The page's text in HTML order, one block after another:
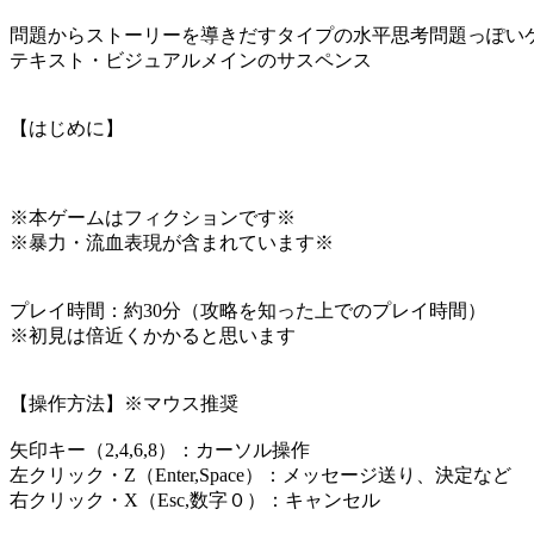
問題からストーリーを導きだすタイプの水平思考問題っぽい
テキスト・ビジュアルメインのサスペンス
【はじめに】
※本ゲームはフィクションです※
※暴力・流血表現が含まれています※
プレイ時間：約30分（攻略を知った上でのプレイ時間）
※初見は倍近くかかると思います
【操作方法】※マウス推奨
矢印キー（2,4,6,8）：カーソル操作
左クリック・Z（Enter,Space）：メッセージ送り、決定など
右クリック・X（Esc,数字０）：キャンセル